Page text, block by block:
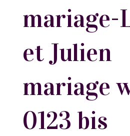
mariage-
et Julien
mariage
0123 bis